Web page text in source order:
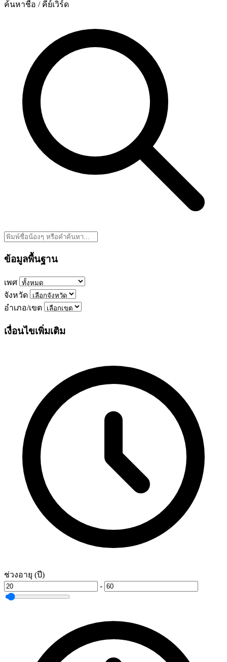
ค้นหาชื่อ / คีย์เวิร์ด
ข้อมูลพื้นฐาน
เพศ
จังหวัด
อำเภอ/เขต
เงื่อนไขเพิ่มเติม
ช่วงอายุ (ปี)
-